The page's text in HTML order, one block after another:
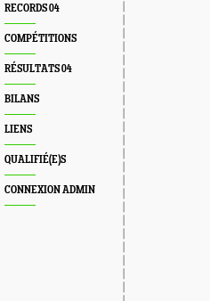
RECORDS 04
COMPÉTITIONS
RÉSULTATS 04
BILANS
LIENS
QUALIFIÉ(E)S
CONNEXION ADMIN